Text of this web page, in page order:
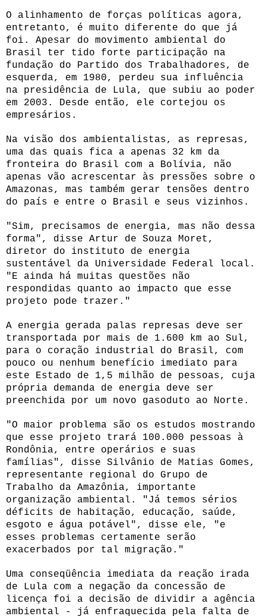
O alinhamento de forças políticas agora,
entretanto, é muito diferente do que já
foi. Apesar do movimento ambiental do
Brasil ter tido forte participação na
fundação do Partido dos Trabalhadores, de
esquerda, em 1980, perdeu sua influência
na presidência de Lula, que subiu ao poder
em 2003. Desde então, ele cortejou os
empresários.
Na visão dos ambientalistas, as represas,
uma das quais fica a apenas 32 km da
fronteira do Brasil com a Bolívia, não
apenas vão acrescentar às pressões sobre o
Amazonas, mas também gerar tensões dentro
do país e entre o Brasil e seus vizinhos.
"Sim, precisamos de energia, mas não dessa
forma", disse Artur de Souza Moret,
diretor do instituto de energia
sustentável da Universidade Federal local.
"E ainda há muitas questões não
respondidas quanto ao impacto que esse
projeto pode trazer."
A energia gerada palas represas deve ser
transportada por mais de 1.600 km ao Sul,
para o coração industrial do Brasil, com
pouco ou nenhum benefício imediato para
este Estado de 1,5 milhão de pessoas, cuja
própria demanda de energia deve ser
preenchida por um novo gasoduto ao Norte.
"O maior problema são os estudos mostrando
que esse projeto trará 100.000 pessoas à
Rondônia, entre operários e suas
famílias", disse Silvânio de Matias Gomes,
representante regional do Grupo de
Trabalho da Amazônia, importante
organização ambiental. "Já temos sérios
déficits de habitação, educação, saúde,
esgoto e água potável", disse ele, "e
esses problemas certamente serão
exacerbados por tal migração."
Uma conseqüência imediata da reação irada
de Lula com a negação da concessão de
licença foi a decisão de dividir a agência
ambiental - já enfraquecida pela falta de